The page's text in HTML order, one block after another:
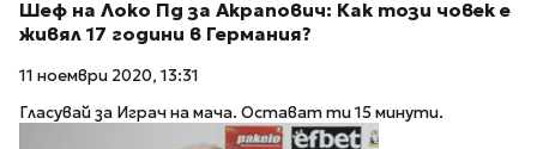
Шеф на Локо Пд за Акрапович: Как този човек е
живял 17 години в Германия?
11 ноември 2020, 13:31
Гласувай за Играч на мача. Остават ти 15 минути.